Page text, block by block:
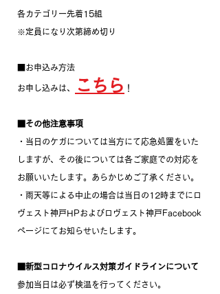
各カテゴリー先着15組
※定員になり次第締め切り
■お申込み方法
​お申し込みは、 こちら ！
■その他注意事項
・当日のケガについては当方にて応急処置をいた
しますが、その後については各ご家庭での対応を
お願いいたします。あらかじめご了承ください。
・雨天等による中止の場合は当日の12時までにロ
ヴェスト神戸HPおよびロヴェスト神戸Facebook
ページにてお知らせいたします。
■新型コロナウイルス対策ガイドラインについて
参加当日は必ず検温を行ってください。